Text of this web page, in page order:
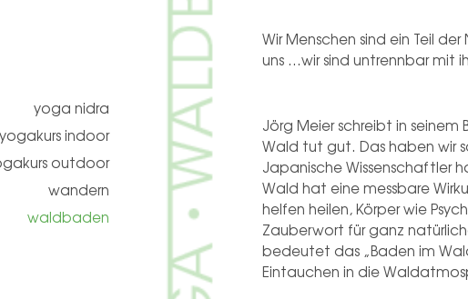
yoga nidra
yogakurs indoor
outdoor
wandern
waldbaden
Wir Menschen sind ein Teil
uns …wir sind untrennbar mit
Jörg Meier schreibt in seinem
Wald tut gut. Das haben wir
Japanische Wissenschaftler
Wald hat eine messbare
helfen heilen, Körper wie
Zauberwort für ganz
bedeutet das „Baden im
Eintauchen in die